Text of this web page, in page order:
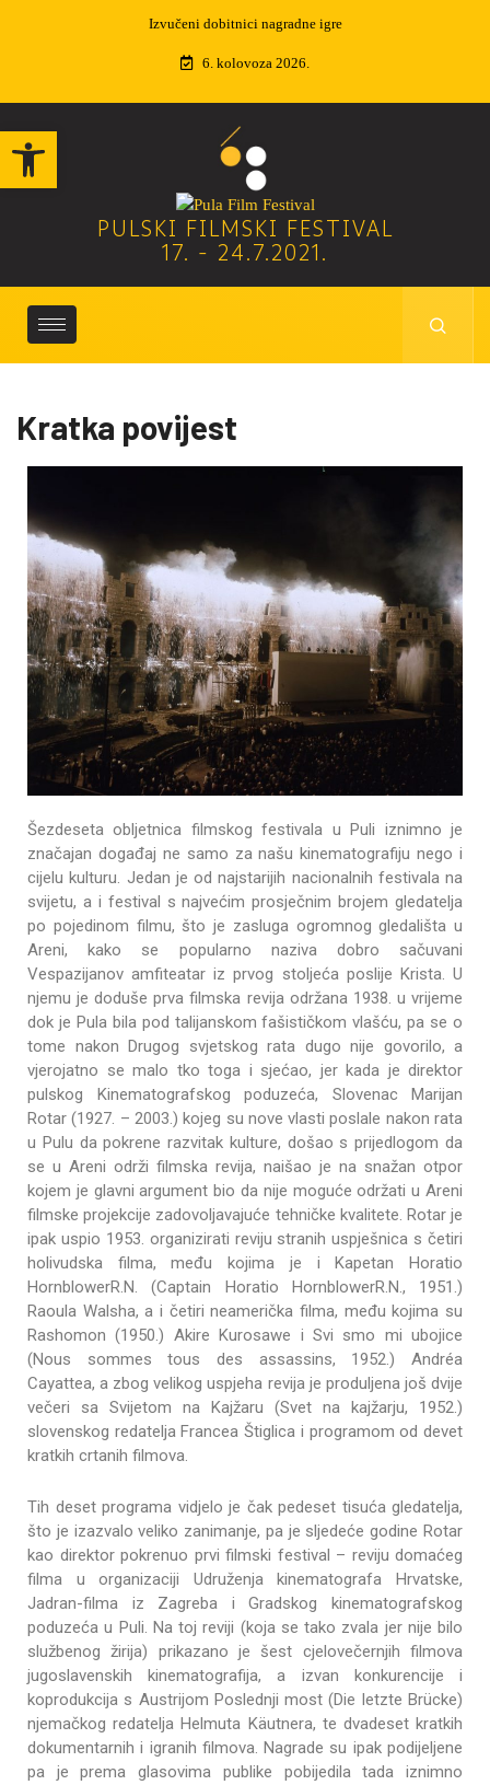
Open toolbar
Izvučeni dobitnici nagradne igre
6. kolovoza 2026.
PULSKI FILMSKI FESTIVAL
17. - 24.7.2021.
Kratka povijest
Šezdeseta obljetnica filmskog festivala u Puli iznimno je
značajan događaj ne samo za našu kinematografiju nego i
cijelu kulturu. Jedan je od najstarijih nacionalnih festivala na
svijetu, a i festival s najvećim prosječnim brojem gledatelja
po pojedinom filmu, što je zasluga ogromnog gledališta u
Areni, kako se popularno naziva dobro sačuvani
Vespazijanov amfiteatar iz prvog stoljeća poslije Krista. U
njemu je doduše prva filmska revija održana 1938. u vrijeme
dok je Pula bila pod talijanskom fašističkom vlašću, pa se o
tome nakon Drugog svjetskog rata dugo nije govorilo, a
vjerojatno se malo tko toga i sjećao, jer kada je direktor
pulskog Kinematografskog poduzeća, Slovenac Marijan
Rotar (1927. – 2003.) kojeg su nove vlasti poslale nakon rata
u Pulu da pokrene razvitak kulture, došao s prijedlogom da
se u Areni održi filmska revija, naišao je na snažan otpor
kojem je glavni argument bio da nije moguće održati u Areni
filmske projekcije zadovoljavajuće tehničke kvalitete. Rotar je
ipak uspio 1953. organizirati reviju stranih uspješnica s četiri
holivudska filma, među kojima je i Kapetan Horatio
HornblowerR.N. (Captain Horatio HornblowerR.N., 1951.)
Raoula Walsha, a i četiri neamerička filma, među kojima su
Rashomon (1950.) Akire Kurosawe i Svi smo mi ubojice
(Nous sommes tous des assassins, 1952.) Andréa
Cayattea, a zbog velikog uspjeha revija je produljena još dvije
večeri sa Svijetom na Kajžaru (Svet na kajžarju, 1952.)
slovenskog redatelja Francea Štiglica i programom od devet
kratkih crtanih filmova.
Tih deset programa vidjelo je čak pedeset tisuća gledatelja,
što je izazvalo veliko zanimanje, pa je sljedeće godine Rotar
kao direktor pokrenuo prvi filmski festival – reviju domaćeg
filma u organizaciji Udruženja kinematografa Hrvatske,
Jadran-filma iz Zagreba i Gradskog kinematografskog
poduzeća u Puli. Na toj reviji (koja se tako zvala jer nije bilo
službenog žirija) prikazano je šest cjelovečernjih filmova
jugoslavenskih kinematografija, a izvan konkurencije i
koprodukcija s Austrijom Poslednji most (Die letzte Brücke)
njemačkog redatelja Helmuta Käutnera, te dvadeset kratkih
dokumentarnih i igranih filmova. Nagrade su ipak podijeljene
pa je prema glasovima publike pobijedila tada iznimno